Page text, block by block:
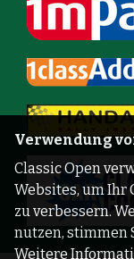
Verwendung
Classic Open
Websites, um Ihr
zu verbessern.
nutzen, stimmen
Weitere